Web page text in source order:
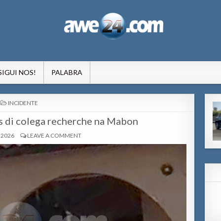
NOS! PALABRA
POSTED
IN
INCIDENTE
di colega recherche na Mabon
2026 LEAVE A COMMENT